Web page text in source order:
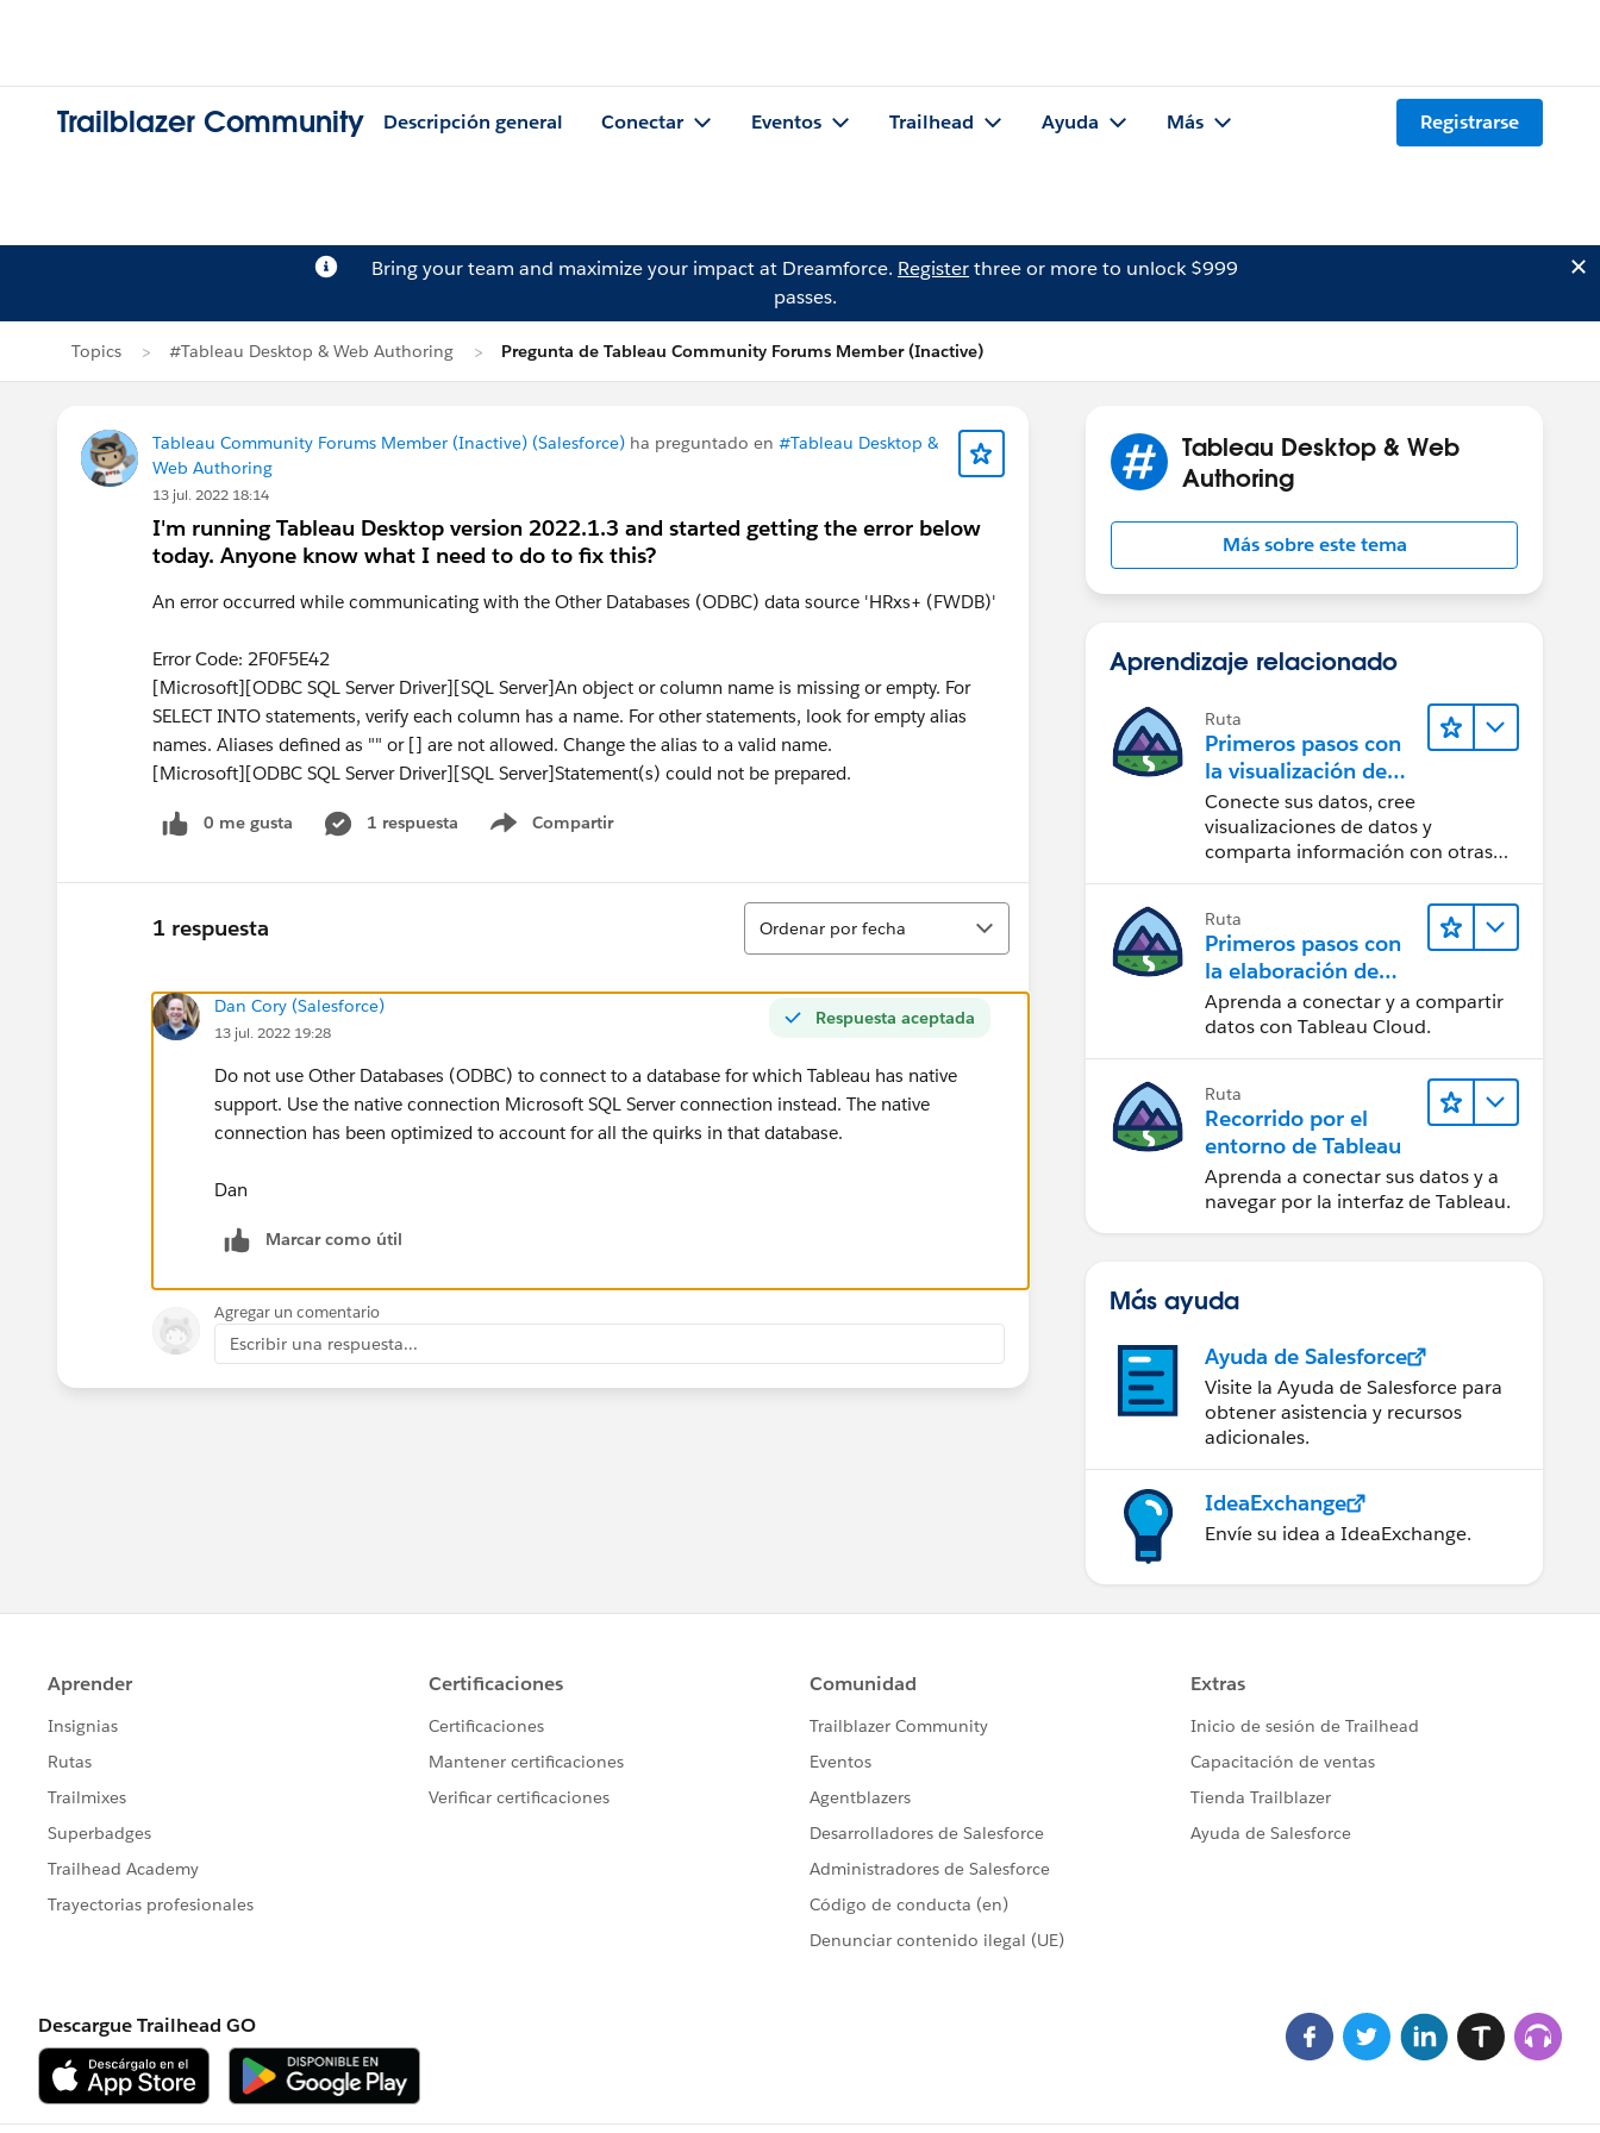
Trailblazer Community Descripción general Conectar Eventos Trailhead Ayuda Más Registrarse
Bring your team and maximize your impact at Dreamforce. Registerthree or more to unlock $999
passes.
Topics #Tableau Desktop & Web Authoring Pregunta de Tableau Community Forums Member (Inactive)
Tableau Community Forums Member (Inactive) (Salesforce) ha preguntado en #Tableau Desktop &
Web Authoring
13 jul. 2022 18:14
I'm running Tableau Desktop version 2022.1.3 and started getting the error below
today. Anyone know what I need to do to fix this?
An error occurred while communicating with the Other Databases (ODBC) data source 'HRxs+ (FWDB)'
Error Code: 2F0F5E42
[Microsoft][ODBC SQL Server Driver][SQL Server]An object or column name is missing or empty. For
SELECT INTO statements, verify each column has a name. For other statements, look for empty alias
names. Aliases defined as "" or [] are not allowed. Change the alias to a valid name.
[Microsoft][ODBC SQL Server Driver][SQL Server]Statement(s) could not be prepared.
0 me gusta 1 respuesta Compartir
Show menu
1 respuesta
Ordenar
Ordenar por fecha
Respuesta aceptada
Dan Cory (Salesforce)
13 jul. 2022 19:28
Do not use Other Databases (ODBC) to connect to a database for which Tableau has native
support. Use the native connection Microsoft SQL Server connection instead. The native
connection has been optimized to account for all the quirks in that database.
Dan
Marcar como útil
Agregar un comentario
Escribir una respuesta...
Tableau Desktop & Web
Authoring
Más sobre este tema
Aprendizaje relacionado
Ruta
Primeros pasos con
la visualización de
datos en Tableau
Desktop
Conecte sus datos, cree
visualizaciones de datos y
comparta información con otras
Ruta
Primeros pasos con
la elaboración de
contenido web en
Tableau Cloud
Aprenda a conectar y a compartir
datos con Tableau Cloud.
Ruta
Recorrido por el
entorno de Tableau
Aprenda a conectar sus datos y a
navegar por la interfaz de Tableau.
Más ayuda
Ayuda de Salesforce
Visite la Ayuda de Salesforce para
obtener asistencia y recursos
adicionales.
IdeaExchange
Envíe su idea a IdeaExchange.